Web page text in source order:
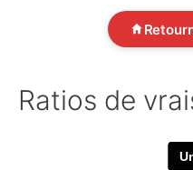
Ratios de